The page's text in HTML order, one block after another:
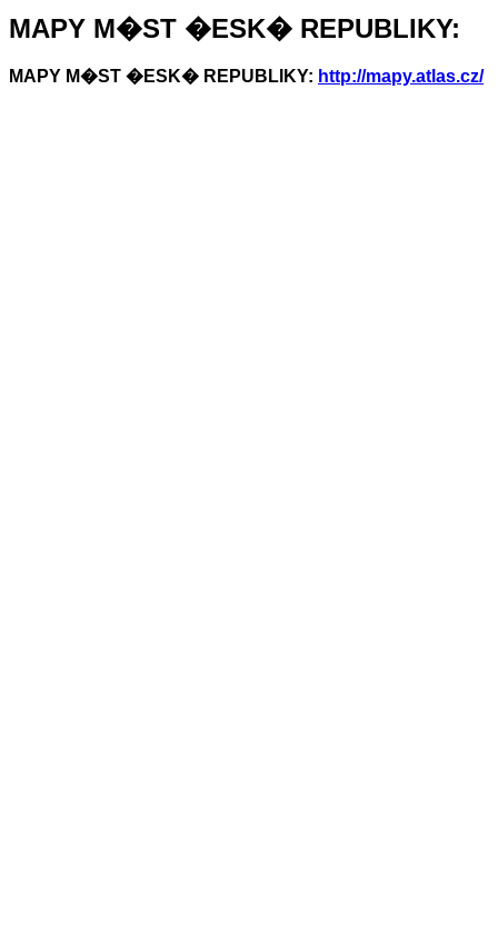
MAPY M�ST �ESK� REPUBLIKY:
MAPY M�ST �ESK� REPUBLIKY: http://mapy.atlas.cz/